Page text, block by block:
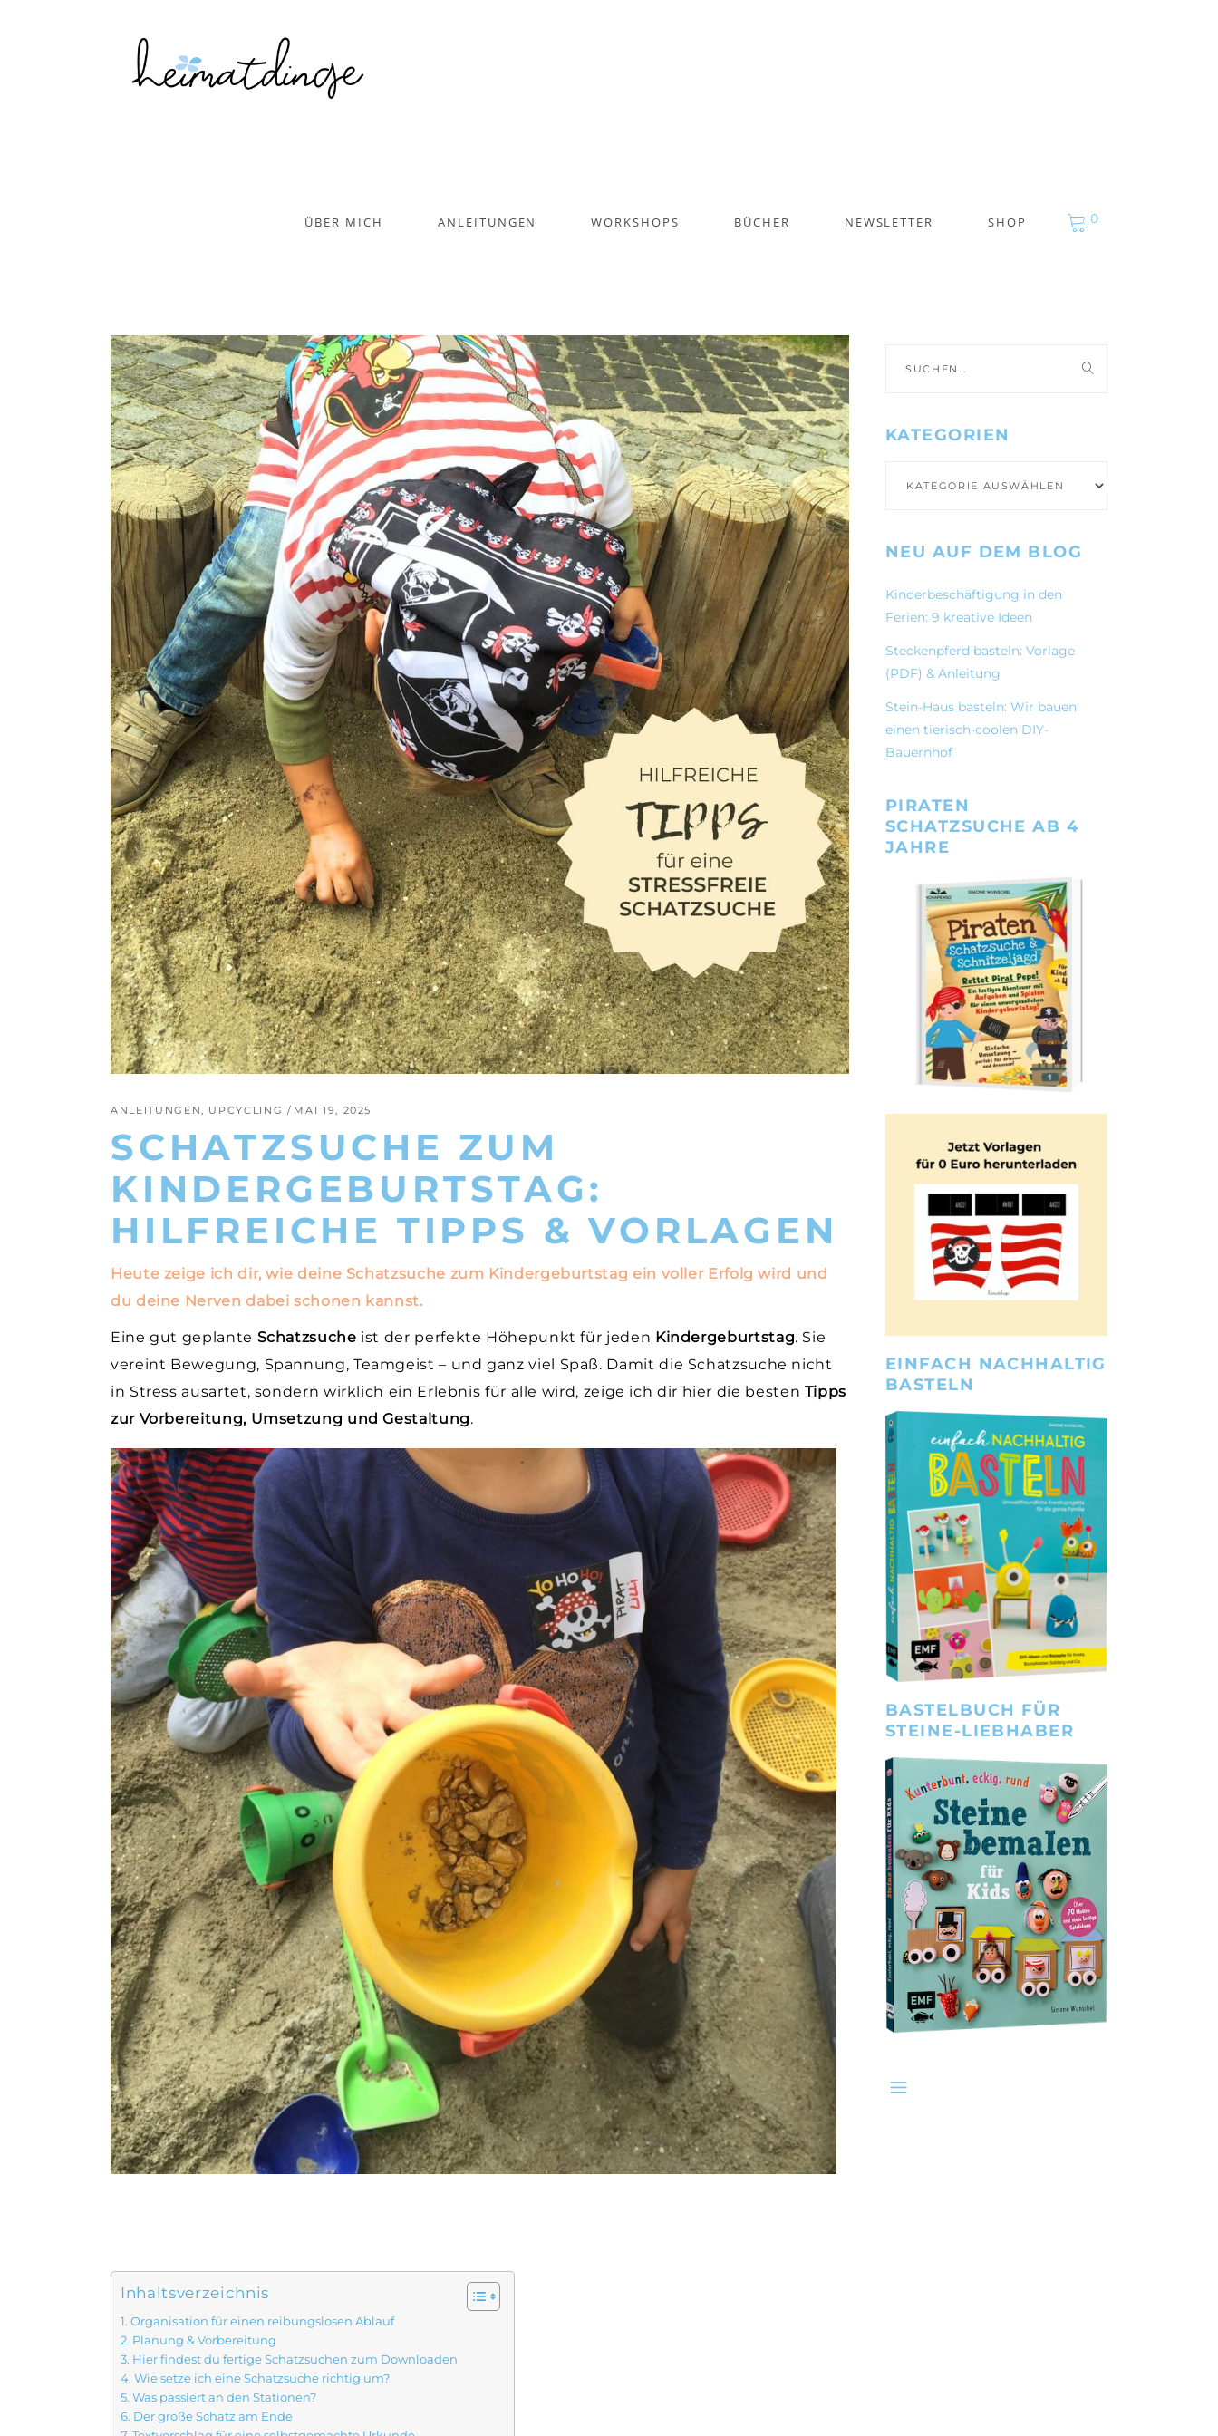
ÜBER MICH ANLEITUNGEN WORKSHOPS BÜCHER NEWSLETTER SHOP 0
ANLEITUNGEN, UPCYCLING MAI 19, 2025
SCHATZSUCHE ZUM
KINDERGEBURTSTAG:
HILFREICHE TIPPS & VORLAGEN
Heute zeige ich dir, wie deine Schatzsuche zum Kindergeburtstag ein voller Erfolg wird und
du deine Nerven dabei schonen kannst.
Eine gut geplante Schatzsuche ist der perfekte Höhepunkt für jeden Kindergeburtstag. Sie
vereint Bewegung, Spannung, Teamgeist – und ganz viel Spaß. Damit die Schatzsuche nicht
in Stress ausartet, sondern wirklich ein Erlebnis für alle wird, zeige ich dir hier die besten Tipps
zur Vorbereitung, Umsetzung und Gestaltung.
Inhaltsverzeichnis
Organisation für einen reibungslosen Ablauf
Planung & Vorbereitung
Hier findest du fertige Schatzsuchen zum Downloaden
Wie setze ich eine Schatzsuche richtig um?
Was passiert an den Stationen?
Der große Schatz am Ende
nach:
KATEGORIEN
NEU AUF DEM BLOG
Kinderbeschäftigung in den
Ferien: 9 kreative Ideen
Steckenpferd basteln: Vorlage
(PDF) & Anleitung
Stein-Haus basteln: Wir bauen
einen tierisch-coolen DIY-
Bauernhof
PIRATEN
SCHATZSUCHE AB 4
JAHRE
EINFACH NACHHALTIG
BASTELN
BASTELBUCH FÜR
STEINE-LIEBHABER